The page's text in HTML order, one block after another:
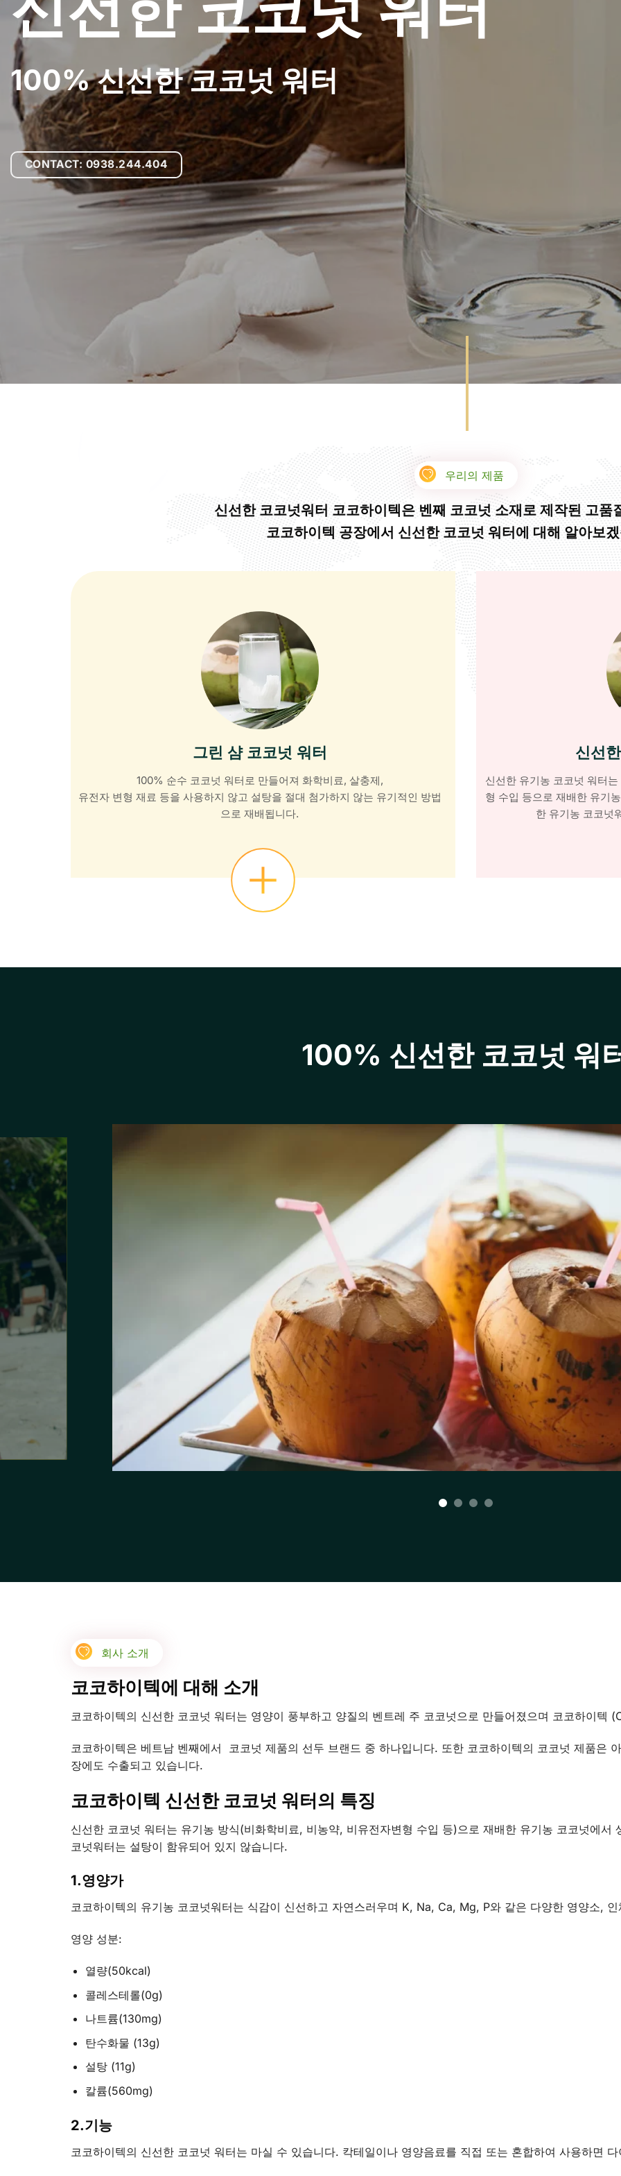
100% 신선한 코코넛 워터
CONTACT: 0938.244.404
우리의 제품
신선한 코코넛워터 코코하이텍은 벤째 코코넛 소재로 제작된 고품
코코하이텍 공장에서 신선한 코코넛 워터에 대해 알아보
그린 샴 코코넛 워터
100% 순수 코코넛 워터로 만들어져 화학비료, 살충제,
유전자 변형 재료 등을 사용하지 않고 설탕을 절대 첨가하지 않는 유기적인 방법
으로 재배됩니다.
신선
신선한 유기농 코코넛 워터
형 수입 등으로 재배한 유기
한 유기농 코코넛
100% 신선한 코코넛 워
회사 소개
코코하이텍에 대해 소개
코코하이텍의 신선한 코코넛 워터는 영양이 풍부하고 양질의 벤트레 주 코코넛으로 만들어졌으며 코코하이텍
코코하이텍은 베트남 벤째에서 코코넛 제품의 선두 브랜드 중 하나입니다. 또한 코코하이텍의 코코넛 제품은
장에도 수출되고 있습니다.
코코하이텍 신선한 코코넛 워터의 특징
신선한 코코넛 워터는 유기농 방식(비화학비료, 비농약, 비유전자변형 수입 등)으로 재배한 유기농 코코넛에서
코넛워터는 설탕이 함유되어 있지 않습니다.
1.영양가
코코하이텍의 유기농 코코넛워터는 식감이 신선하고 자연스러우며 K, Na, Ca, Mg, P와 같은 다양한 영양소,
영양 성분:
열량(50kcal)
콜레스테롤(0g)
나트륨(130mg)
탄수화물 (13g)
설탕 (11g)
칼륨(560mg)
2.기능
코코하이텍의 신선한 코코넛 워터는 마실 수 있습니다. 칵테일이나 영양음료를 직접 또는 혼합하여 사용하면